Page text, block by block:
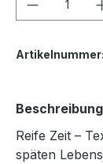
Artikelnummer:
Beschreibung
Reife Zeit –
späten